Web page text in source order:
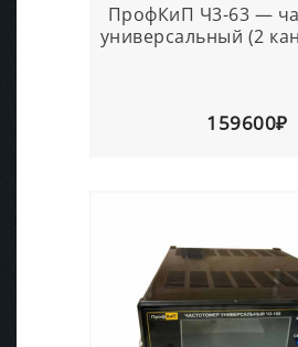
ПрофКиП Ч3-63 —
универсальный (2
159600₽